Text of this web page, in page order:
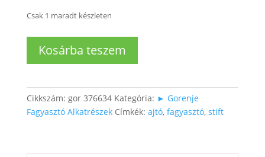
Csak 1 maradt készleten
Fagyasztó
ajtóban
mennyiség
Kosárba teszem
Cikkszám: gor 376634 Kategória: ► Gorenje
Fagyasztó Alkatrészek Címkék: ajtó, fagyasztó, stift